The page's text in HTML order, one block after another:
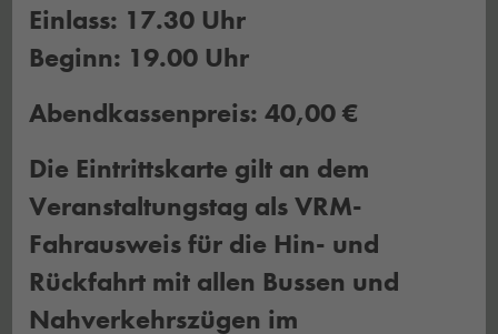
Einlass: 17.30 Uhr
Beginn: 19.00 Uhr
Abendkassenpreis: 40,00 €
Die Eintrittskarte gilt an dem
Veranstaltungstag als VRM-
Fahrausweis für die Hin- und
Rückfahrt mit allen Bussen und
Nahverkehrszügen im